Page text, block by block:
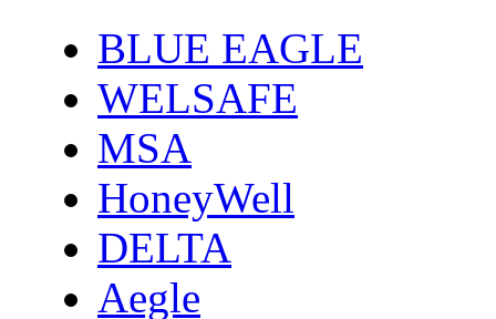
BLUE EAGLE
WELSAFE
MSA
HoneyWell
DELTA
Aegle